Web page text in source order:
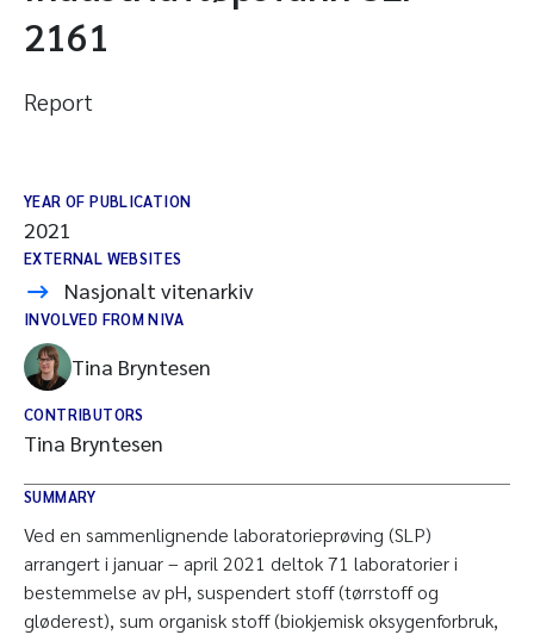
2161
Report
YEAR OF PUBLICATION
2021
EXTERNAL WEBSITES
Nasjonalt vitenarkiv
INVOLVED FROM NIVA
Tina Bryntesen
CONTRIBUTORS
Tina Bryntesen
SUMMARY
Ved en sammenlignende laboratorieprøving (SLP)
arrangert i januar – april 2021 deltok 71 laboratorier i
bestemmelse av pH, suspendert stoff (tørrstoff og
gløderest), sum organisk stoff (biokjemisk oksygenforbruk,